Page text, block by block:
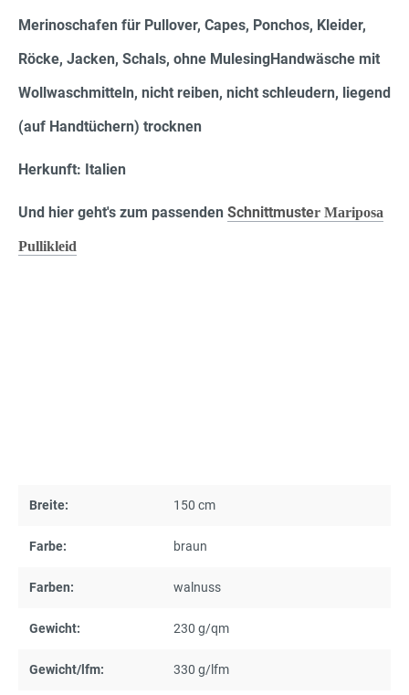
Merinoschafen für Pullover, Capes, Ponchos, Kleider,
Röcke, Jacken, Schals, ohne MulesingHandwäsche mit
Wollwaschmitteln, nicht reiben, nicht schleudern, liegend
(auf Handtüchern) trocknen
Herkunft: Italien
Und hier geht's zum passenden Schnittmuster Mariposa
Pullikleid
Breite: 150 cm
Farbe: braun
Farben: walnuss
Gewicht: 230 g/qm
Gewicht/lfm: 330 g/lfm